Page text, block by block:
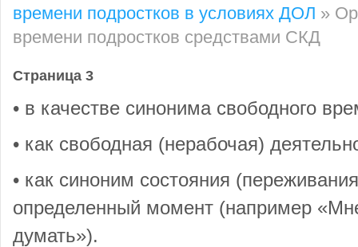
времени подростков в условиях ДОЛ »
времени подростков средствами СКД
Страница 3
• в качестве синонима свободного
• как свободная (нерабочая)
• как синоним состояния
определенный момент (например
думать»).